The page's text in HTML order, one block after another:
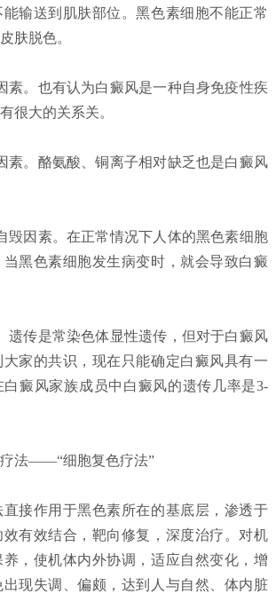
输送到肌肤部位。黑色素细胞不能正常
肤脱色。
。也有认为白癜风是一种自身免疫性疾
很大的关系关。
。酪氨酸、铜离子相对缺乏也是白癜风
因素。在正常情况下人体的黑色素细胞
黑色素细胞发生病变时，就会导致白癜
传是常染色体显性遗传，但对于白癜风
家的共识，现在只能确定白癜风具有一
癜风家族成员中白癜风的遗传几率是3-
法——“细胞复色疗法”
作用于黑色素所在的基底层，渗透于
有效结合，靶向修复，深度治疗。对机
，使机体内外协调，适应自然变化，增
现失调、偏颇，达到人与自然、体内脏